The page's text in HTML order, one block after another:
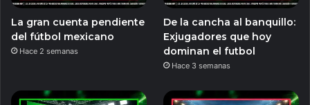
La gran cuenta pendiente
del fútbol mexicano
Hace 2 semanas
De la cancha al banquillo:
Exjugadores que hoy
dominan el futbol
Hace 3 semanas